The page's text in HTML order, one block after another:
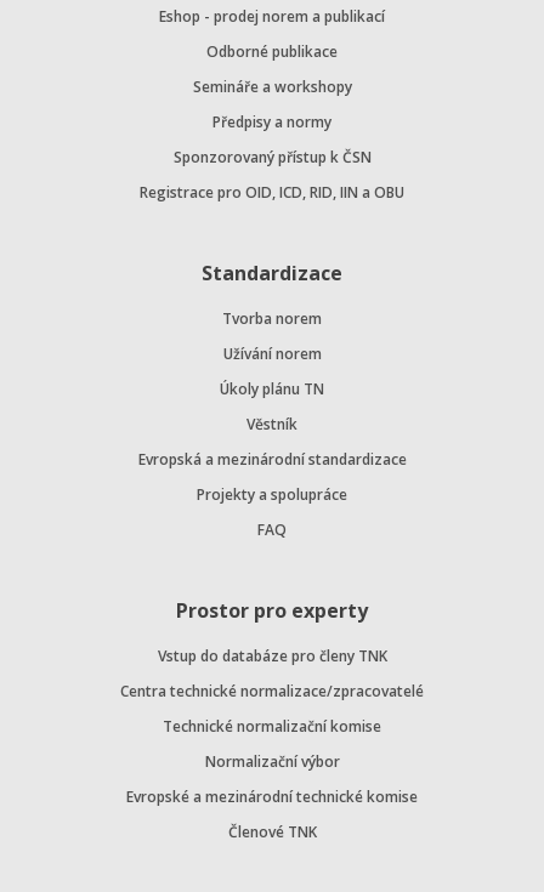
Eshop - prodej norem a publikací
Odborné publikace
Semináře a workshopy
Předpisy a normy
Sponzorovaný přístup k ČSN
Registrace pro OID, ICD, RID, IIN a OBU
Standardizace
Tvorba norem
Užívání norem
Úkoly plánu TN
Věstník
Evropská a mezinárodní standardizace
Projekty a spolupráce
FAQ
Prostor pro experty
Vstup do databáze pro členy TNK
Centra technické normalizace/zpracovatelé
Technické normalizační komise
Normalizační výbor
Evropské a mezinárodní technické komise
Členové TNK